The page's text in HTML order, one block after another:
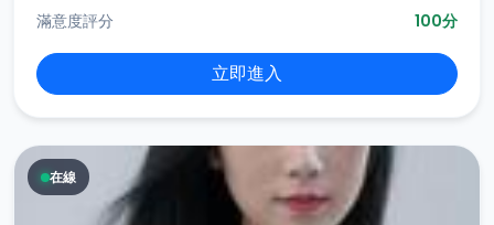
滿意度評分
100分
立即進入
在線